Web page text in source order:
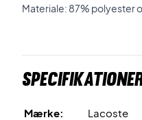
Materiale: 87% polyester
Mærke:
Lacoste